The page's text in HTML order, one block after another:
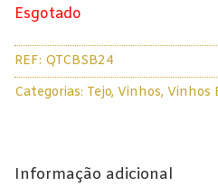
Esgotado
REF: QTCBSB24
Categorias: Tejo, Vinhos, Vinhos
Informação adicional